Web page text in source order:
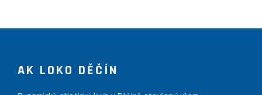
AK LOKO DĚČÍN